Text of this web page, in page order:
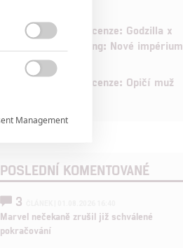
6
Recenze: Godzilla x
Kong: Nové impérium
8 Recenze: Opičí muž
POSLEDNÍ KOMENTOVANÉ
3
Marvel nečekaně zrušil již schválené
pokračování

Management